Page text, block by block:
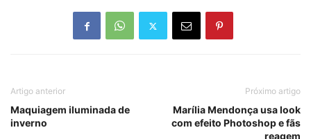
Artigo anterior
Maquiagem iluminada de
inverno
Próximo artigo
Marília Mendonça usa look
com efeito Photoshop e fãs
reagem